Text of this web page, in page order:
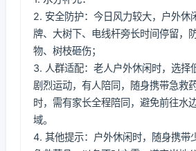
2. 安全防护：今日风力较大，户外休
牌、大树下、电线杆旁长时间停留，
物、树枝砸伤；
3. 人群适配：老人户外休闲时，选择
剧烈运动，有人陪同，随身携带急救
时，需有家长全程陪同，避免前往水
域。
4. 其他提示：户外休闲时，随身携带